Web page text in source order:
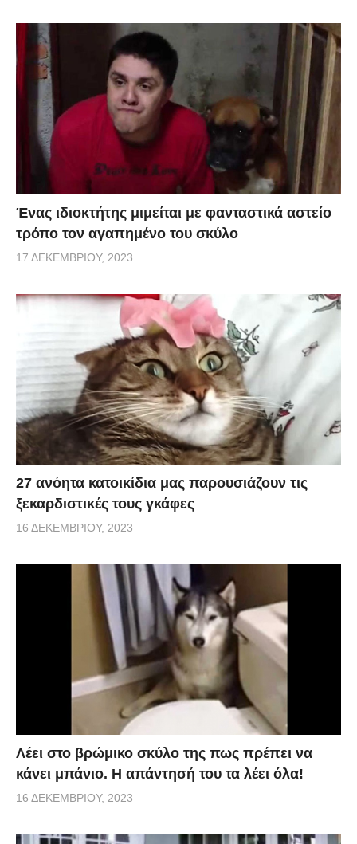
Ένας ιδιοκτήτης μιμείται με φανταστικά αστείο
τρόπο τον αγαπημένο του σκύλο
17 ΔΕΚΕΜΒΡΊΟΥ, 2023
27 ανόητα κατοικίδια μας παρουσιάζουν τις
ξεκαρδιστικές τους γκάφες
16 ΔΕΚΕΜΒΡΊΟΥ, 2023
Λέει στο βρώμικο σκύλο της πως πρέπει να
κάνει μπάνιο. Η απάντησή του τα λέει όλα!
16 ΔΕΚΕΜΒΡΊΟΥ, 2023